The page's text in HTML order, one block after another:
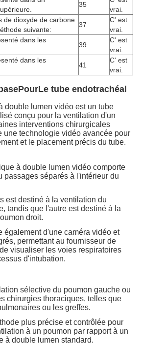
35
vrai.
de dioxyde de carbone
suivante:
37
C' est
vrai.
dans les
39
C' est
vrai.
dans les
41
C' est
vrai.
PourLe tube endotrachéal
double lumen vidéo est un tube
conçu pour la ventilation d'un
interventions chirurgicales
une technologie vidéo avancée pour
et le placement précis du tube.
à double lumen vidéo comporte
passages séparés à l'intérieur du
est destiné à la ventilation du
tandis que l'autre est destiné à la
droit.
également d'une caméra vidéo et
permettant au fournisseur de
visualiser les voies respiratoires
d'intubation.
sélective du poumon gauche ou
chirurgies thoraciques, telles que
ou les greffes.
plus précise et contrôlée pour
à un poumon par rapport à un
à double lumen standard.